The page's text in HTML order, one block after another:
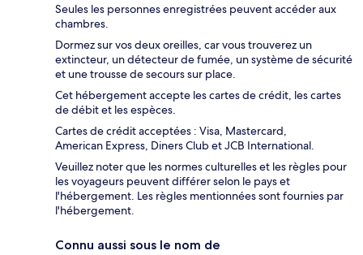
Seules les personnes enregistrées peuvent accéder aux
chambres.
Dormez sur vos deux oreilles, car vous trouverez un
extincteur, un détecteur de fumée, un système de sécurité
et une trousse de secours sur place.
Cet hébergement accepte les cartes de crédit, les cartes
de débit et les espèces.
Cartes de crédit acceptées : Visa, Mastercard,
American Express, Diners Club et JCB International.
Veuillez noter que les normes culturelles et les règles pour
les voyageurs peuvent différer selon le pays et
l'hébergement. Les règles mentionnées sont fournies par
l'hébergement.
Connu aussi sous le nom de